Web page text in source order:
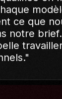
livré dans
qui
à notre